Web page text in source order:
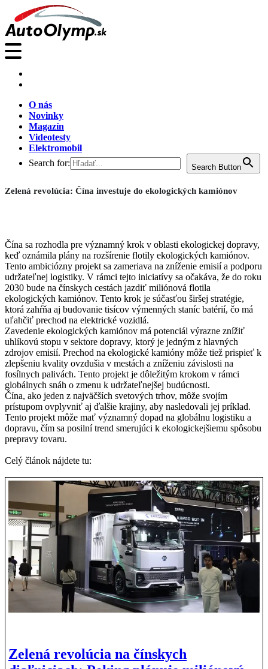
O nás
Novinky
Magazín
Videotesty
Elektromobil
Search for:
Search Button
Zelená revolúcia: Čína investuje do ekologických kamiónov
Čína sa rozhodla pre významný krok v oblasti ekologickej dopravy,
keď oznámila plány na rozšírenie flotily ekologických kamiónov.
Tento ambiciózny projekt sa zameriava na zníženie emisií a podporu
udržateľnej logistiky. V rámci tejto iniciatívy sa očakáva, že do roku
2030 bude na čínskych cestách jazdiť miliónová flotila
ekologických kamiónov. Tento krok je súčasťou širšej stratégie,
ktorá zahŕňa aj budovanie tisícov výmenných staníc batérií, čo má
uľahčiť prechod na elektrické vozidlá.
Zavedenie ekologických kamiónov má potenciál výrazne znížiť
uhlíkovú stopu v sektore dopravy, ktorý je jedným z hlavných
zdrojov emisií. Prechod na ekologické kamióny môže tiež prispieť k
zlepšeniu kvality ovzdušia v mestách a zníženiu závislosti na
fosílnych palivách. Tento projekt je dôležitým krokom v rámci
globálnych snáh o zmenu k udržateľnejšej budúcnosti.
Čína, ako jeden z najväčších svetových trhov, môže svojím
prístupom ovplyvniť aj ďalšie krajiny, aby nasledovali jej príklad.
Tento projekt môže mať významný dopad na globálnu logistiku a
dopravu, čím sa posilní trend smerujúci k ekologickejšiemu spôsobu
prepravy tovaru.
Celý článok nájdete tu:
Zelená revolúcia na čínskych